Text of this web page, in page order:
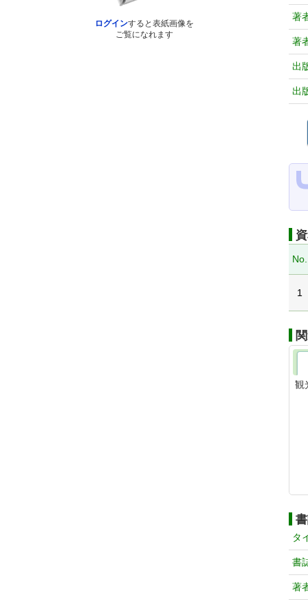
ログインすると表紙画像を
ご覧になれます
著
著
出
出
No.
1
観
タ
書
著